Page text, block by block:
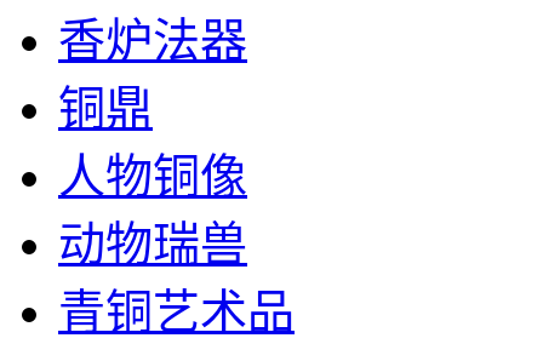
香炉法器
铜鼎
人物铜像
动物瑞兽
青铜艺术品